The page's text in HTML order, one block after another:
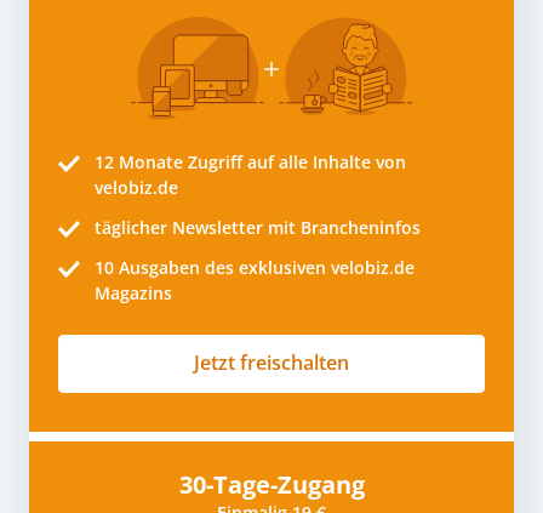
12 Monate Zugriff auf alle Inhalte von
velobiz.de
täglicher Newsletter mit Brancheninfos
10 Ausgaben des exklusiven velobiz.de
Magazins
Jetzt freischalten
30-Tage-Zugang